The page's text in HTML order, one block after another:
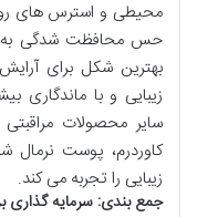
محیطی و استرس های
حس محافظت شدگی به
بهترین شکل برای
زیبایی و با
کاوردرم، پوست
زیبایی را تجربه می کند.
جمع بندی: سرمایه گذاری